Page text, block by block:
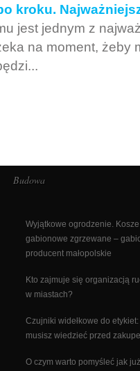
kroku.
jest jednym z
na moment, żeby
Budowa
Wyjątkowe ogrodzenie. Kosze
gabionowe zgrzewane –
producent małopolskie
Kto zajmuje się organizacją
w miastach?
Czujniki widełkowe do
musisz wiedzieć przed
O czym warto pomyśleć jak już